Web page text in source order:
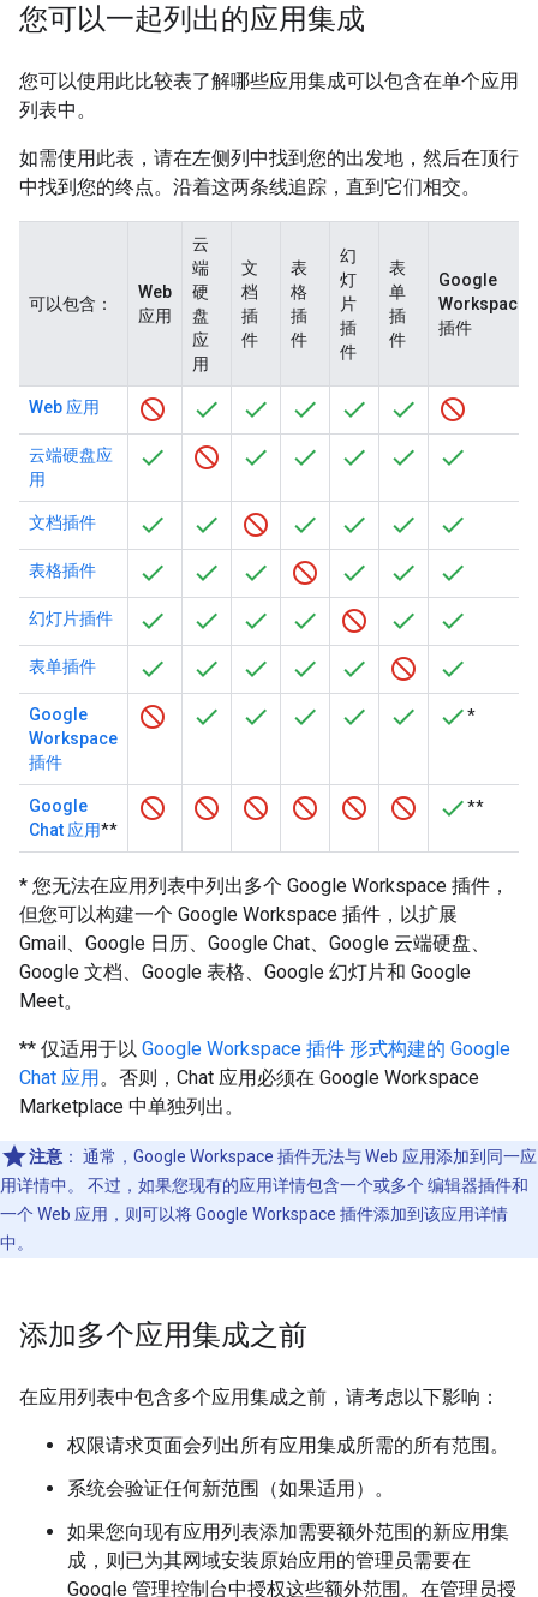
您可以一起列出的应用集成
您可以使用此比较表了解哪些应用集成可以包含在单个应用
列表中。
如需使用此表，请在左侧列中找到您的出发地，然后在顶行
中找到您的终点。沿着这两条线追踪，直到它们相交。
可以包含：
Web
应用
云
端
硬
盘
应
用
文
档
插
件
表
格
插
件
幻
灯
片
插
件
表
单
插
件
Google
Workspace
插件
Web 应用
云端硬盘应
用
文档插件
表格插件
幻灯片插件
表单插件
Google
Workspace
插件
*
Google
Chat 应用**
**
* 您无法在应用列表中列出多个 Google Workspace 插件，
但您可以构建一个 Google Workspace 插件，以扩展
Gmail、Google 日历、Google Chat、Google 云端硬盘、
Google 文档、Google 表格、Google 幻灯片和 Google
Meet。
** 仅适用于以 Google Workspace 插件 形式构建的 Google
Chat 应用。否则，Chat 应用必须在 Google Workspace
Marketplace 中单独列出。
注意 ： 通常，Google Workspace 插件无法与 Web 应用添加到同一应
用详情中。 不过，如果您现有的应用详情包含一个或多个 编辑器插件和
一个 Web 应用，则可以将 Google Workspace 插件添加到该应用详情
中。
添加多个应用集成之前
在应用列表中包含多个应用集成之前，请考虑以下影响：
权限请求页面会列出所有应用集成所需的所有范围。
系统会验证任何新范围（如果适用）。
如果您向现有应用列表添加需要额外范围的新应用集
成，则已为其网域安装原始应用的管理员需要在
Google 管理控制台中授权这些额外范围。在管理员授